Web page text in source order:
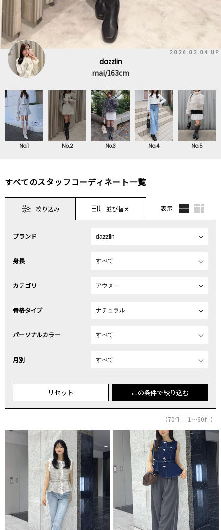
2026.02.04 UP
dazzlin
mai/163cm
No.1 No.2 No.3 No.4 No.5
すべてのスタッフコーディネート一覧
絞り込み 並び替え 表示
ブランド
身長
カテゴリ
骨格タイプ
パーソナルカラー
月別
リセット この条件で絞り込む
（70件｜ 1～60件）